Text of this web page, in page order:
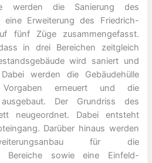
werden die Sanierung des
eine Erweiterung des Friedrich-
fünf Züge zusammengefasst.
in drei Bereichen zeitgleich
wird saniert und
werden die Gebäudehülle
Vorgaben erneuert und die
Der Grundriss des
neugeordnet. Dabei entsteht
Darüber hinaus werden
für die
Bereiche sowie eine Einfeld-